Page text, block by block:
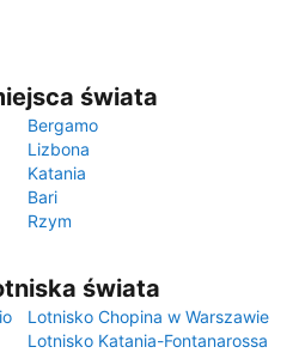
świata
Bergamo
Lizbona
Katania
Bari
Rzym
świata
Lotnisko Chopina w Warszawie
Lotnisko Katania-Fontanarossa